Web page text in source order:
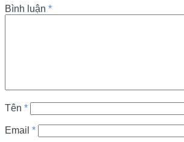
Bình luận *
Tên *
Email *